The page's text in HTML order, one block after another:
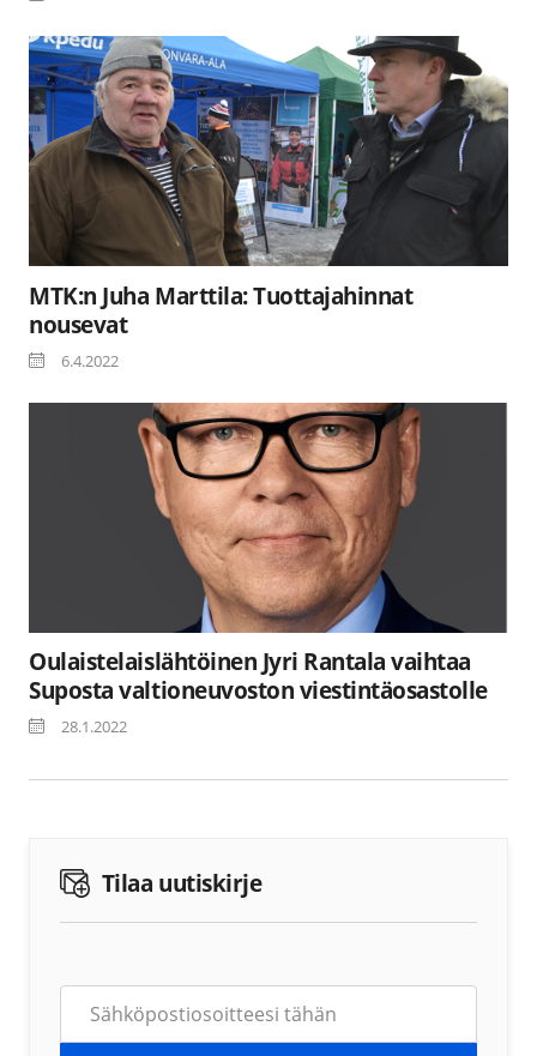
MTK:n Juha Marttila: Tuottajahinnat
nousevat
6.4.2022
Oulaistelaislähtöinen Jyri Rantala vaihtaa
Suposta valtioneuvoston viestintäosastolle
28.1.2022
Tilaa uutiskirje